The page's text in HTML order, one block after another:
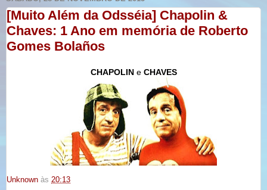
[Muito Além da Odsséia] Chapolin &
Chaves: 1 Ano em memória de Roberto
Gomes Bolaños
CHAPOLIN eCHAVES
Unknown às 20:13